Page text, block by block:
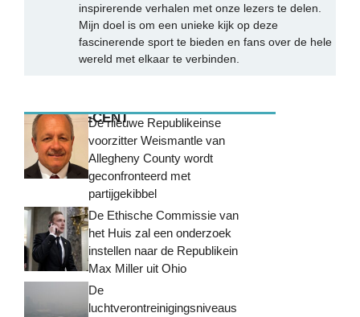
inspirerende verhalen met onze lezers te delen.
Mijn doel is om een unieke kijk op deze
fascinerende sport te bieden en fans over de hele
wereld met elkaar te verbinden.
MEEST RECENTDe nieuwe Republikeinse
voorzitter Weismantle van
Allegheny County wordt
geconfronteerd met
partijgekibbel
De Ethische Commissie van
het Huis zal een onderzoek
instellen naar de Republikein
Max Miller uit Ohio
De
luchtverontreinigingsniveaus